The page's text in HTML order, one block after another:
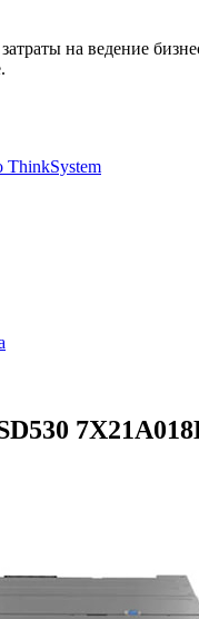
на ведение
ThinkSystem